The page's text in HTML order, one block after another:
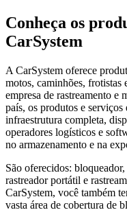
Conheça os
CarSystem
A CarSystem oferece
motos, caminhões, frotistas
empresa de rastreamento e
país, os produtos e
infraestrutura completa,
operadores logísticos e
no armazenamento e na
São oferecidos:
rastreador portátil e
CarSystem, você também
vasta área de cobertura de